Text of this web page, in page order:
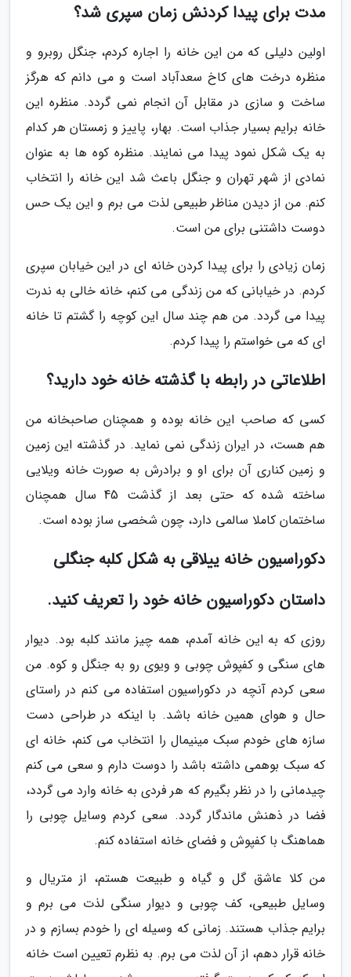
مدت برای پیدا کردنش زمان سپری شد؟
اولین دلیلی که من این خانه را اجاره کردم، جنگل روبرو و
منظره درخت های کاخ سعدآباد است و می دانم که هرگز
ساخت و سازی در مقابل آن انجام نمی گردد. منظره این
خانه برایم بسیار جذاب است. بهار، پاییز و زمستان هر کدام
به یک شکل نمود پیدا می نمایند. منظره کوه ها به عنوان
نمادی از شهر تهران و جنگل باعث شد این خانه را انتخاب
کنم. من از دیدن مناظر طبیعی لذت می برم و این یک حس
دوست داشتنی برای من است.
زمان زیادی را برای پیدا کردن خانه ای در این خیابان سپری
کردم. در خیابانی که من زندگى مى کنم، خانه خالى به ندرت
پیدا می گردد. من هم چند سال این کوچه را گشتم تا خانه
ای که مى خواستم را پیدا کردم.
اطلاعاتی در رابطه با گذشته خانه خود دارید؟
کسى که صاحب این خانه بوده و همچنان صاحبخانه من
هم هست، در ایران زندگی نمی نماید. در گذشته این زمین
و زمین کناری آن برای او و برادرش به صورت خانه ویلایی
ساخته شده که حتی بعد از گذشت 45 سال همچنان
ساختمان کاملا سالمی دارد، چون شخصى ساز بوده است.
دکوراسیون خانه ییلاقی به شکل کلبه جنگلی
داستان دکوراسیون خانه خود را تعریف کنید.
روزی که به این خانه آمدم، همه چیز مانند کلبه بود. دیوار
های سنگی و کفپوش چوبی و ویوی رو به جنگل و کوه. من
سعی کردم آنچه در دکوراسیون استفاده می کنم در راستای
حال و هوای همین خانه باشد. با اینکه در طراحی دست
سازه های خودم سبک مینیمال را انتخاب می کنم، خانه ای
که سبک بوهمی داشته باشد را دوست دارم و سعی می کنم
چیدمانی را در نظر بگیرم که هر فردی به خانه وارد می گردد،
فضا در ذهنش ماندگار گردد. سعی کردم وسایل چوبی را
هماهنگ با کفپوش و فضای خانه استفاده کنم.
من کلا عاشق گل و گیاه و طبیعت هستم، از متریال و
وسایل طبیعى، کف چوبى و دیوار سنگى لذت مى برم و
برایم جذاب هستند. زمانی که وسیله ای را خودم بسازم و در
خانه قرار دهم، از آن لذت مى برم. به نظرم تعیین است خانه